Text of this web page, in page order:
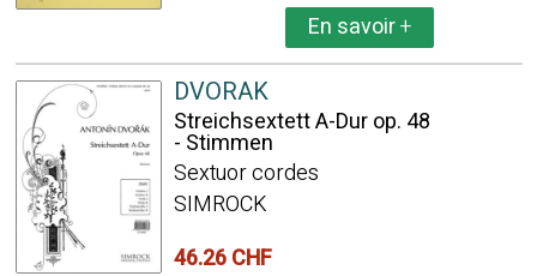
En savoir+
DVORAK
Streichsextett A-Dur op. 48
- Stimmen
Sextuor cordes
SIMROCK
46.26 CHF